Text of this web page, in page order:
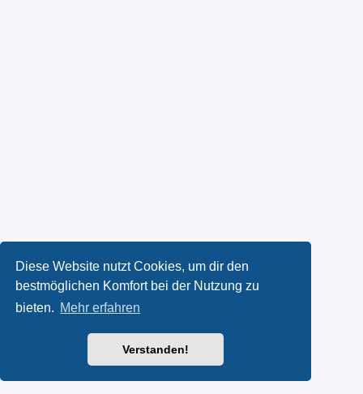
Diese Website nutzt Cookies, um dir den
bestmöglichen Komfort bei der Nutzung zu
bieten. Mehr erfahren
Verstanden!